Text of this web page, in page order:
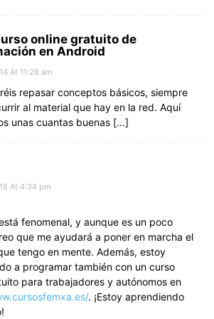
online gratuito de
en Android
At 11:28 am
repasar conceptos básicos, siempre
al material que hay en la red. Aquí
unas cuantas buenas […]
At 4:34 pm
fenomenal, y aunque es un poco
que me ayudará a poner en marcha el
tengo en mente. Además, estoy
a programar también con un curso
para trabajadores y autónomos en
. ¡Estoy aprendiendo